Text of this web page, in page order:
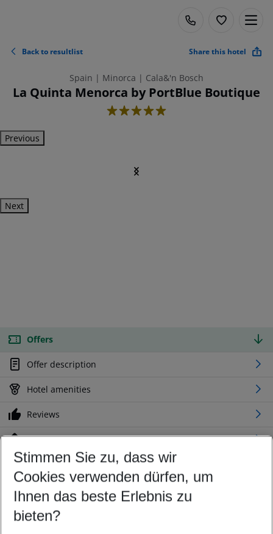
Back to resultlist Share this hotel
Spain | Minorca | Cala&'n Bosch
La Quinta Menorca by PortBlue Boutique
5
Previous
Next
Offers
Offer description
Hotel amenities
Reviews
Location
Customize your offer
Find the perfect deal which suits your best
Your departure airport
Any airport
Stimmen Sie zu, dass wir
Cookies verwenden dürfen, um
Ihnen das beste Erlebnis zu
bieten?